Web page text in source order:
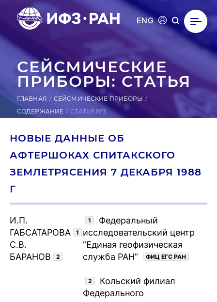
ENG
СЕЙ­СМИ­ЧЕС­КИЕ
ПРИ­БОРЫ: СТАТЬЯ
ГЛАВНАЯ
СЕЙСМИЧЕСКИЕ ПРИБОРЫ
СОДЕРЖАНИЕ
СТАТЬЯ №3
НОВЫЕ ДАННЫЕ ОБ
АФТЕРШОКАХ СПИТАКСКОГО
ЗЕМЛЕТРЯСЕНИЯ 7 ДЕКАБРЯ 1988
Г
И.П.
ГАБСАТАРОВА
1
С.В.
БАРАНОВ
2
1
Федеральный
исследовательский центр
“Единая геофизическая
служба РАН”
ФИЦ ЕГС РАН
2
Кольский филиал
Федерального